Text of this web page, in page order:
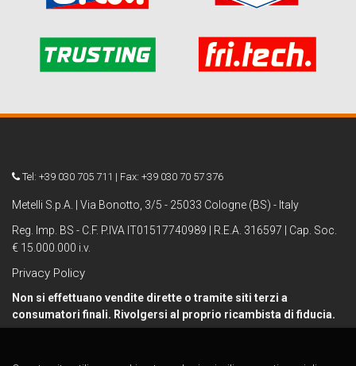
Tel: +39 030 705 711 | Fax: +39 030 70 57 376
Metelli S.p.A. | Via Bonotto, 3/5 - 25033 Cologne (BS) - Italy
Reg. Imp. BS - C.F. P.IVA IT01517740989 | R.E.A. 316597 | Cap. Soc.
€ 15.000.000 i.v.
Privacy Policy
Non si effettuano vendite dirette o tramite siti terzi a
consumatori finali. Rivolgersi al proprio ricambista di fiducia.